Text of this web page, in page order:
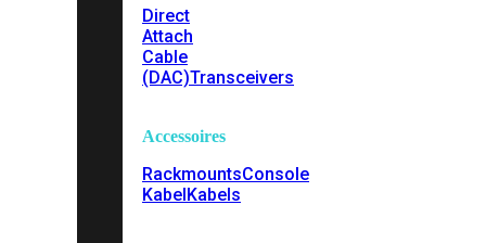
Direct
Attach
Cable
(DAC)Transceivers
Accessoires
RackmountsConsole
KabelKabels